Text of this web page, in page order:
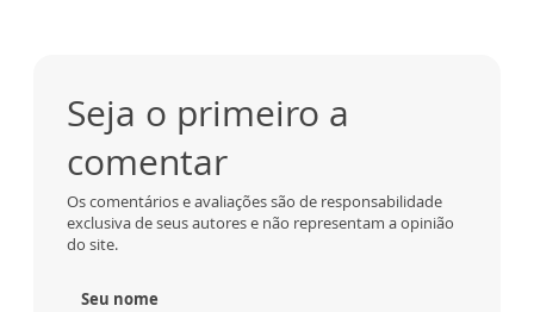
Seja o primeiro a
comentar
Os comentários e avaliações são de responsabilidade
exclusiva de seus autores e não representam a opinião
do site.
Seu nome